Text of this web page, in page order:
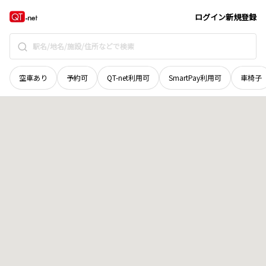
ログイン新規登録
空車あり 予約可 QT-net利用可 SmartPay利用可 車椅子
北海道